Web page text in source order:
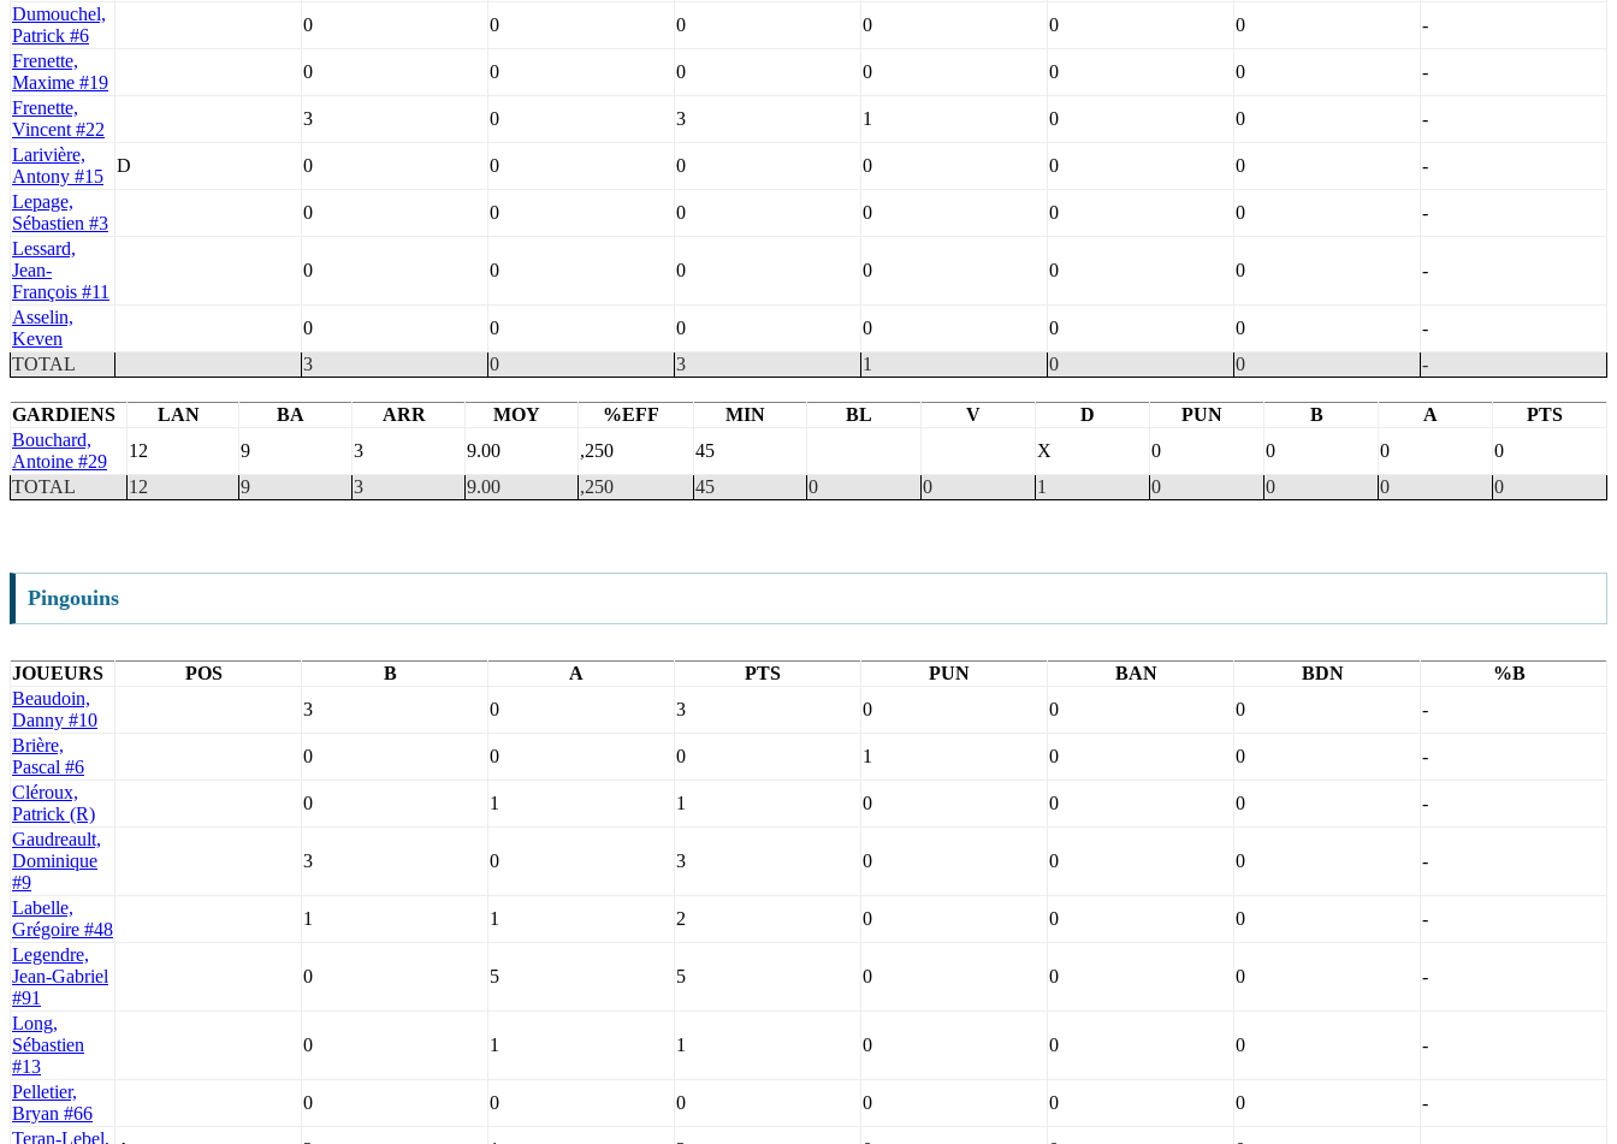
Dumouchel,
Patrick #6
0 0 0 0 0 0
-
Frenette,
Maxime #19
0 0 0 0 0 0
-
Frenette,
Vincent #22
3 0 3 1 0 0
-
Larivière,
Antony #15
D 0 0 0 0 0 0
-
Lepage,
Sébastien #3
0 0 0 0 0 0
-
Lessard,
Jean-
François #11
0 0 0 0 0 0 -
Asselin,
Keven
0 0 0 0 0 0
-
TOTAL
3 0 3 1 0 0 -
GARDIENS LAN BA ARR MOY %EFF MIN BL V D PUN B A
PTS
Bouchard,
Antoine #29
12 9 3 9.00 ,250 45 X 0 0 0
0
TOTAL
12 9 3 9.00 ,250 45 0 0 1 0 0 0 0
Pingouins
JOUEURS POS B A PTS PUN BAN BDN
%B
Beaudoin,
Danny #10
3 0 3 0 0 0
-
Brière,
Pascal #6
0 0 0 1 0 0
-
Cléroux,
Patrick (R)
0 1 1 0 0 0
-
Gaudreault,
Dominique
#9
3 0 3 0 0 0 -
Labelle,
Grégoire #48
1 1 2 0 0 0
-
Legendre,
Jean-Gabriel
#91
0 5 5 0 0 0 -
Long,
Sébastien
#13
0 1 1 0 0 0 -
Pelletier,
Bryan #66
0 0 0 0 0 0
-
Teran-Lebel,